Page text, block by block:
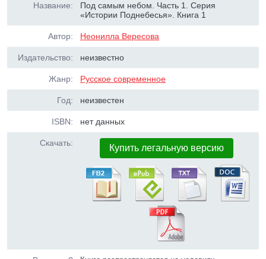
Название:
Под самым небом. Часть 1. Серия
«Истории Поднебесья». Книга 1
Автор: Неонилла Вересова
Издательство: неизвестно
Жанр: Русское современное
Год: неизвестен
ISBN: нет данных
Скачать: Купить легальную версию